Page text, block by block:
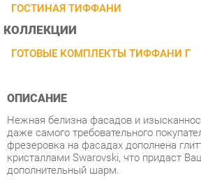
ОПИСАНИЕ
даже самого требовательного
фрезеровка на фасадах дополнена
кристаллами Swarovski, что придаст
дополнительный шарм.
Условия покупки
Благодаря качественным фото,